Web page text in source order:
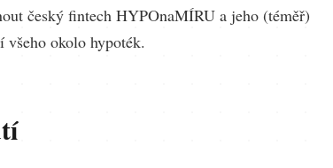
český fintech HYPOnaMÍRU a jeho (téměř)
všeho okolo hypoték.